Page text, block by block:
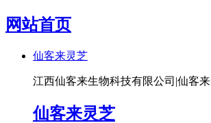
网站首页
仙客来灵芝
江西仙客来生物科技有限公司|仙客
仙客来灵芝